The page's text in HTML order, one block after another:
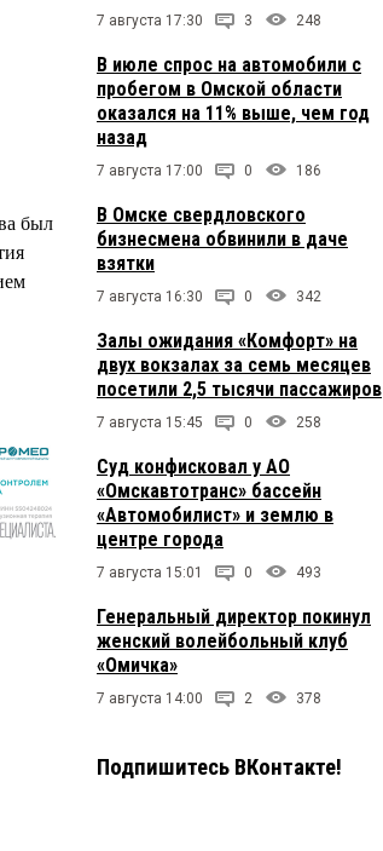
был
7 августа 17:30 3 248
В июле спрос на автомобили с
пробегом в Омской области
оказался на 11% выше, чем год
назад
7 августа 17:00 0 186
В Омске свердловского
бизнесмена обвинили в даче
взятки
7 августа 16:30 0 342
Залы ожидания «Комфорт» на
двух вокзалах за семь месяцев
посетили 2,5 тысячи пассажиров
7 августа 15:45 0 258
Суд конфисковал у АО
«Омскавтотранс» бассейн
«Автомобилист» и землю в
центре города
7 августа 15:01 0 493
Генеральный директор покинул
женский волейбольный клуб
«Омичка»
7 августа 14:00 2 378
Подпишитесь ВКонтакте!